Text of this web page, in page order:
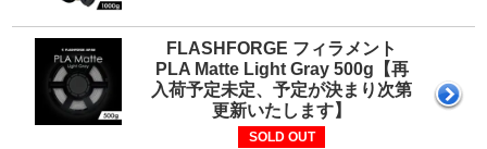
FLASHFORGE フィラメント
PLA Matte Light Gray 500g【再
入荷予定未定、予定が決まり次第
更新いたします】
SOLD OUT